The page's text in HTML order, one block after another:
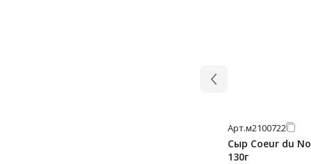
Арт.м2100722
Сыр Coeur du
130г